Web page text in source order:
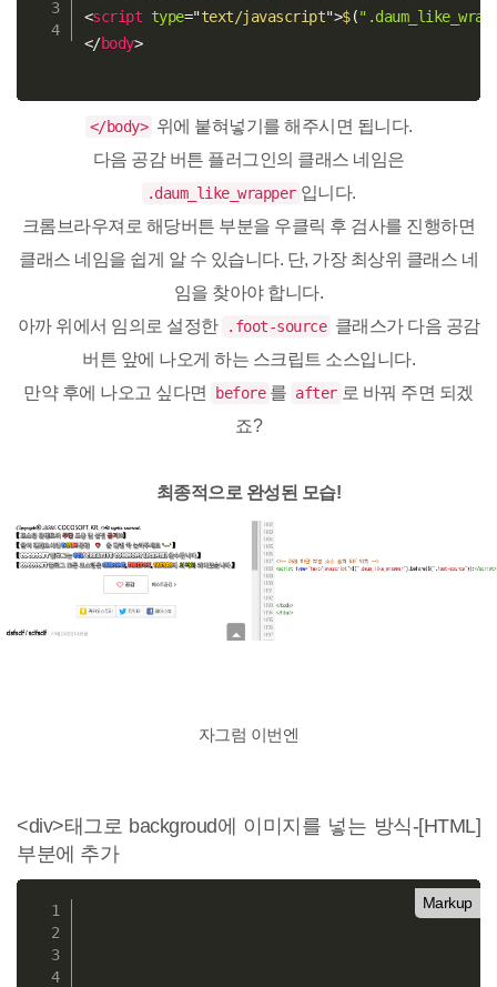
<script type="text/javascript">$(
</body>
</body> 위에 붙혀넣기를 해주시면 됩니다.
다음 공감 버튼 플러그인의 클래스 네임은
.daum_like_wrapper 입니다.
크롬브라우져로 해당버튼 부분을 우클릭 후 검사를 진행하면
클래스 네임을 쉽게 알 수 있습니다. 단, 가장 최상위 클래스 네
임을 찾아야 합니다.
아까 위에서 임의로 설정한
.foot-source 클래스가 다음 공감
버튼 앞에 나오게 하는 스크립트 소스입니다.
만약 후에 나오고 싶다면
before 를 after 로 바꿔 주면 되겠
죠?
최종적으로 완성된 모습!
자그럼 이번엔
<div>태그로 backgroud에 이미지를 넣는 방식-[HTML]
부분에 추가
Markup